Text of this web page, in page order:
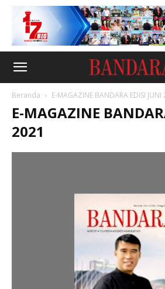
Beranda E-MAGAZINE BANDARA EDISI JUNI
E-MAGAZINE
2021